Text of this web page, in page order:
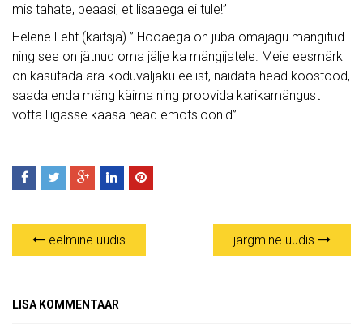
mis tahate, peaasi, et lisaaega ei tule!”
Helene Leht (kaitsja) ” Hooaega on juba omajagu mängitud
ning see on jätnud oma jälje ka mängijatele. Meie eesmärk
on kasutada ära koduväljaku eelist, näidata head koostööd,
saada enda mäng käima ning proovida karikamängust
võtta liigasse kaasa head emotsioonid”
eelmine uudis järgmine uudis
LISA KOMMENTAAR